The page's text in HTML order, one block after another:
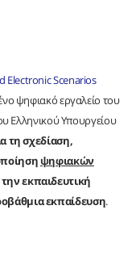
Electronic Scenarios
ψηφιακό εργαλείο του
Ελληνικού Υπουργείου
τη σχεδίαση,
ψηφιακών
εκπαιδευτική
εκπαίδευση.